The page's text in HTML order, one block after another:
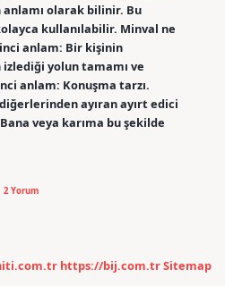
olarak bilinir. Bu
kullanılabilir. Minval ne
anlam: Bir kişinin
yolun tamamı ve
anlam: Konuşma tarzı.
ayıran ayırt edici
veya karıma bu şekilde
2 Yorum
https://bij.com.trSitemap